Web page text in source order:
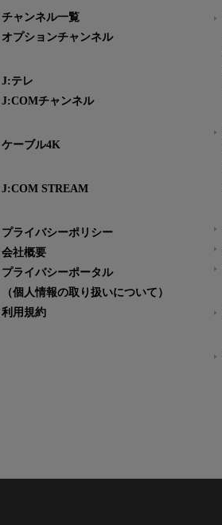
チャンネル一覧
オプションチャンネル
J:テレ
J:COMチャンネル
ケーブル4K
J:COM STREAM
プライバシーポリシー
会社概要
プライバシーポータル
（個人情報の取り扱いについて）
利用規約